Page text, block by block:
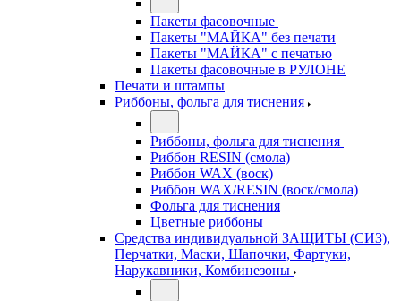
Пакеты фасовочные
Пакеты "МАЙКА" без печати
Пакеты "МАЙКА" с печатью
Пакеты фасовочные в РУЛОНЕ
Печати и штампы
Риббоны, фольга для тиснения
Риббоны, фольга для тиснения
Риббон RESIN (смола)
Риббон WAX (воск)
Риббон WAX/RESIN (воск/смола)
Фольга для тиснения
Цветные риббоны
Средства индивидуальной ЗАЩИТЫ (СИЗ),
Перчатки, Маски, Шапочки, Фартуки,
Нарукавники, Комбинезоны